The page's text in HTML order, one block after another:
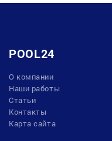
POOL24
О компании
Наши работы
Статьи
Контакты
Карта сайта